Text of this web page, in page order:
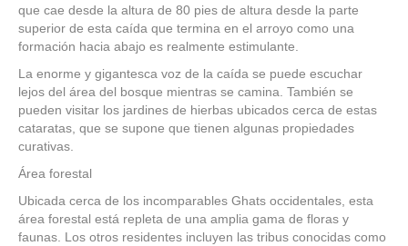
que cae desde la altura de 80 pies de altura desde la parte
superior de esta caída que termina en el arroyo como una
formación hacia abajo es realmente estimulante.
La enorme y gigantesca voz de la caída se puede escuchar
lejos del área del bosque mientras se camina. También se
pueden visitar los jardines de hierbas ubicados cerca de estas
cataratas, que se supone que tienen algunas propiedades
curativas.
Área forestal
Ubicada cerca de los incomparables Ghats occidentales, esta
área forestal está repleta de una amplia gama de floras y
faunas. Los otros residentes incluyen las tribus conocidas como